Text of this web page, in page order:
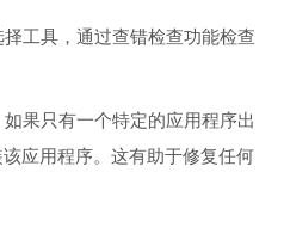
工具，通过查错检查功能检查
果只有一个特定的应用程序出
应用程序。这有助于修复任何